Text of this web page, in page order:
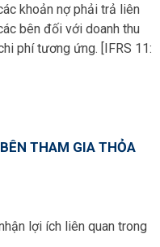
khoản nợ phải trả liên
bên đối với doanh thu
phí tương ứng. [IFRS 11:
THAM GIA THỎA
lợi ích liên quan trong